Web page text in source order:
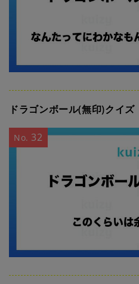
ドラゴンボール(無印)クイズ
No. 32